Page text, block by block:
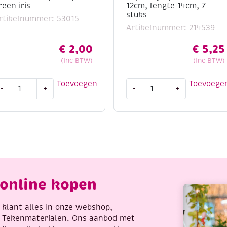
iris
53015
€ 2,00
(Inc BTW)
Toevoegen
- +
12cm, lengte 14cm, 7
stuks
Artikelnummer: 214539
€ 5,25
(Inc BTW)
-
stokjes/houten
lengte
+
kopen
alles in onze webshop,
Ons aanbod met